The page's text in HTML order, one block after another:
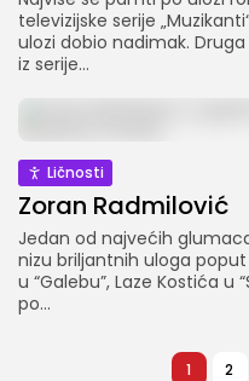
televizijske serije
ulozi dobio nadimak.
iz serije...
Ličnosti
Zoran Radmilović
Jedan od najvećih
nizu briljantnih uloga poput
u “Galebu”, Laze Kostića u
po...
1 2